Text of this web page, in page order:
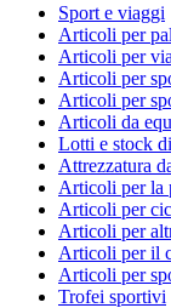
Sport e viaggi
Articoli per
Articoli per
Articoli per
Articoli per
Articoli da
Lotti e stock
Attrezzatura
Articoli per la
Articoli per
Articoli per
Articoli per il
Articoli per
Trofei sportivi